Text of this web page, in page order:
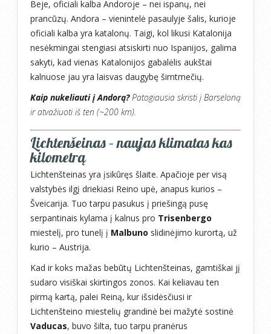
Beje, oficiali kalba Andoroje – nei ispanų, nei
prancūzų. Andora – vienintelė pasaulyje šalis, kurioje
oficiali kalba yra katalonų. Taigi, kol likusi Katalonija
nesėkmingai stengiasi atsiskirti nuo Ispanijos, galima
sakyti, kad vienas Katalonijos gabalėlis aukštai
kalnuose jau yra laisvas daugybę šimtmečių.
Kaip nukeliauti į Andorą?Patogiausia skristi į Barseloną
ir atvažiuoti iš ten (~200 km).
Lichtenšeinas – naujas klimatas kas
kilometrą
Lichtenšteinas yra įsikūręs šlaite. Apačioje per visą
valstybės ilgį driekiasi Reino upė, anapus kurios –
Šveicarija. Tuo tarpu pasukus į priešingą pusę
serpantinais kylama į kalnus pro Trisenbergo
miestelį, pro tunelį į Malbuno slidinėjimo kurortą, už
kurio – Austrija.
Kad ir koks mažas bebūtų Lichtenšteinas, gamtiškai jį
sudaro visiškai skirtingos zonos. Kai keliavau ten
pirmą kartą, palei Reiną, kur išsidėsčiusi ir
Lichtenšteino miestelių grandinė bei mažytė sostinė
Vaducas, buvo šilta, tuo tarpu pranėrus